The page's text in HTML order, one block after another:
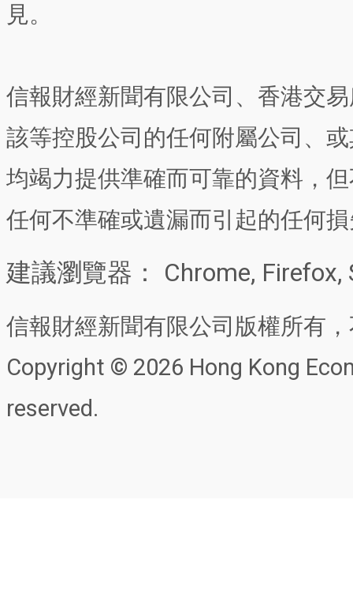
見。
信報財經新聞有限公司、香港交
該等控股公司的任何附屬公司、
均竭力提供準確而可靠的資料，
任何不準確或遺漏而引起的任何
建議瀏覽器： Chrome, Firefox,
信報財經新聞有限公司版權所有
Copyright © 2026 Hong Kong
reserved.